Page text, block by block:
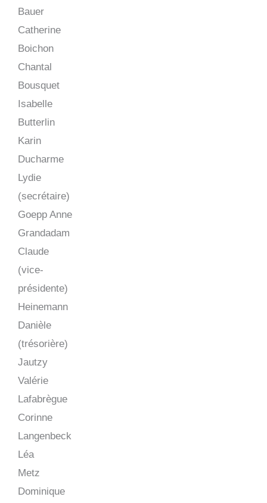
Bauer
Catherine
Boichon
Chantal
Bousquet
Isabelle
Butterlin
Karin
Ducharme
Lydie
(secrétaire)
Goepp Anne
Grandadam
Claude
(vice-
présidente)
Heinemann
Danièle
(trésorière)
Jautzy
Valérie
Lafabrègue
Corinne
Langenbeck
Léa
Metz
Dominique